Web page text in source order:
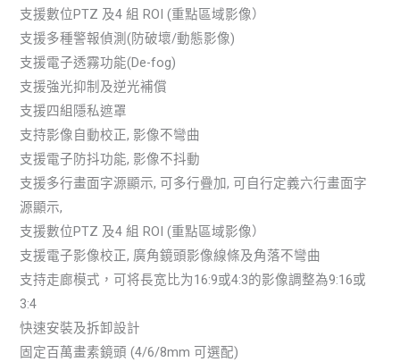
支援數位PTZ 及4 組 ROI (重點區域影像）
支援多種警報偵測(防破壞/動態影像)
支援電子透霧功能(De-fog)
支援強光抑制及逆光補償
支援四組隱私遮罩
支持影像自動校正, 影像不彎曲
支援電子防抖功能, 影像不抖動
支援多行畫面字源顯示, 可多行疊加, 可自行定義六行畫面字
源顯示,
支援數位PTZ 及4 組 ROI (重點區域影像）
支援電子影像校正, 廣角鏡頭影像線條及角落不彎曲
支持走廊模式，可将長宽比为16:9或4:3的影像調整為9:16或
3:4
快速安裝及拆卸設計
固定百萬畫素鏡頭 (4/6/8mm 可選配)